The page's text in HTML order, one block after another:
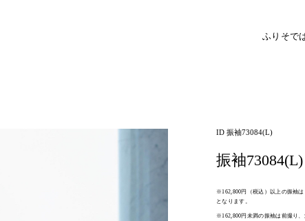
ふりそで
ID 振袖73084(L)
振袖73084(L)
※162,800円（税込）以上の振袖
となります。
※162,800円未満の振袖は前撮り